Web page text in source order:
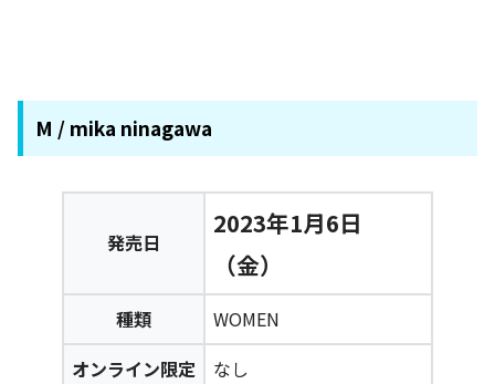
M / mika ninagawa
発売日
2023年1月6日
（金）
種類
WOMEN
オンライン限定
なし